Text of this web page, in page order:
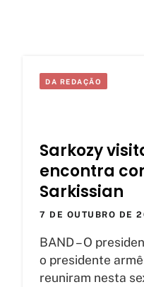
DA REDAÇÃO
Sarkozy
encontra
Sarkissian
7 DE OUTUBRO DE
BAND – O
o presidente
reuniram nesta